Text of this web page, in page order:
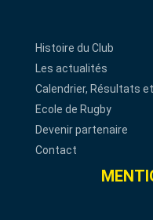
Histoire du Club
Les actualités
Calendrier, Résultats
Ecole de Rugby
Devenir partenaire
Contact